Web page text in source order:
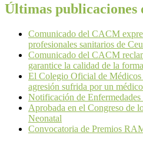
Últimas publicaciones
Comunicado del CACM
profesionales sanitarios de
Comunicado del CACM
garantice la calidad de la
El Colegio Oficial de Médicos
agresión sufrida por un
Notificación de
Aprobada en el Congreso de
Neonatal
Convocatoria de Premios